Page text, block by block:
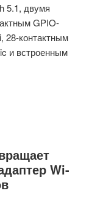
5.1, двумя
GPIO-
28-контактным
и встроенным
Wi-